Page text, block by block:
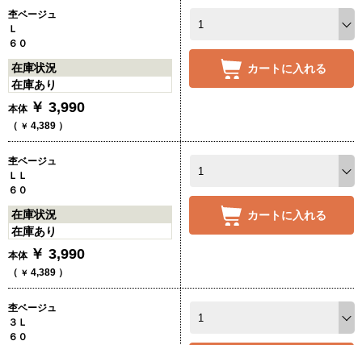
杢ベージュ
Ｌ
６０
在庫状況
在庫あり
本体 ￥ 3,990
（ ￥ 4,389 ）
カートに入れる
杢ベージュ
ＬＬ
６０
在庫状況
在庫あり
本体 ￥ 3,990
（ ￥ 4,389 ）
カートに入れる
杢ベージュ
３Ｌ
６０